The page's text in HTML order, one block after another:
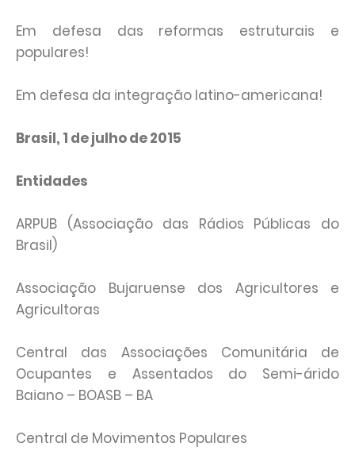
Em defesa das reformas estruturais e
populares!
Em defesa da integração latino-americana!
Brasil, 1 de julho de 2015
Entidades
ARPUB (Associação das Rádios Públicas do
Brasil)
Associação Bujaruense dos Agricultores e
Agricultoras
Central das Associações Comunitária de
Ocupantes e Assentados do Semi-árido
Baiano – BOASB – BA
Central de Movimentos Populares